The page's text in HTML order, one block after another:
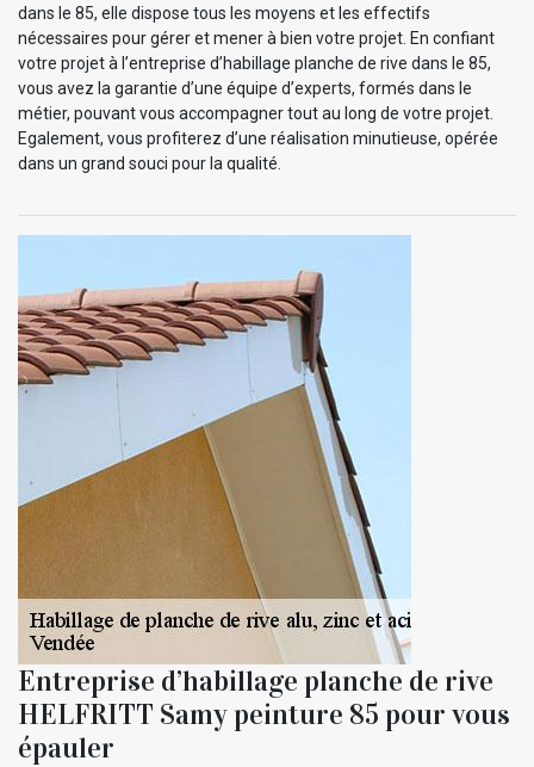
dans le 85, elle dispose tous les moyens et les effectifs
nécessaires pour gérer et mener à bien votre projet. En confiant
votre projet à l’entreprise d’habillage planche de rive dans le 85,
vous avez la garantie d’une équipe d’experts, formés dans le
métier, pouvant vous accompagner tout au long de votre projet.
Egalement, vous profiterez d’une réalisation minutieuse, opérée
dans un grand souci pour la qualité.
Entreprise d’habillage planche de rive
HELFRITT Samy peinture 85 pour vous
épauler